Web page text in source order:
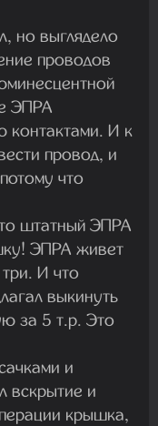
но выглядело
проводов
ЭПРА
контактами. И к
провод, и
что
штатный ЭПРА
ЭПРА живет
И что
выкинуть
за 5 т.р. Это
и
вскрытие и
крышка,